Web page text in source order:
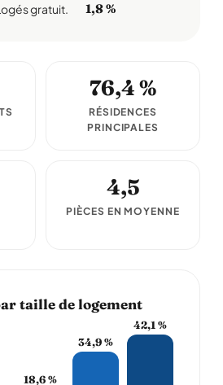
gratuit. 1,8 %
76,4 %
RÉSIDENCES
PRINCIPALES
4,5
PIÈCES EN MOYENNE
taille de logement
18,6 %
34,9 %
42,1 %